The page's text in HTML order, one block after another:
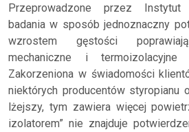
Przeprowadzone przez Instytut
badania w sposób jednoznaczny
wzrostem gęstości
mechaniczne i termoizolacyjne
Zakorzeniona w świadomości
niektórych producentów styropianu
lżejszy, tym zawiera więcej
izolatorem” nie znajduje